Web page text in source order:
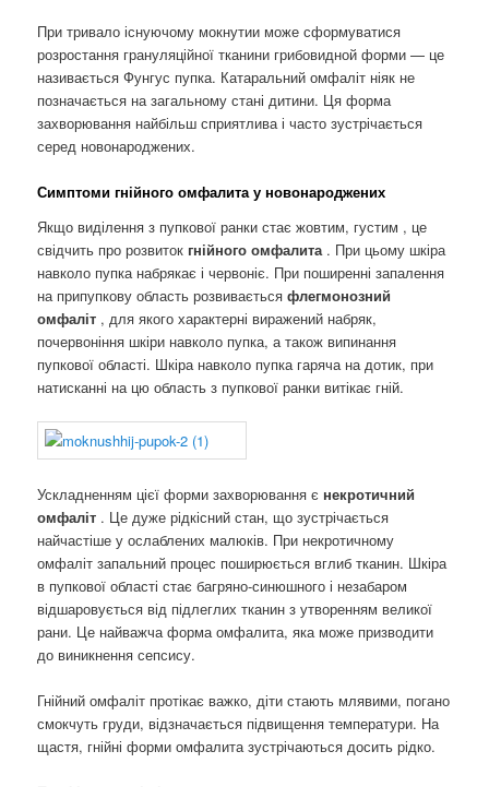
При тривало існуючому мокнутии може сформуватися
розростання грануляційної тканини грибовидной форми — це
називається Фунгус пупка. Катаральний омфаліт ніяк не
позначається на загальному стані дитини. Ця форма
захворювання найбільш сприятлива і часто зустрічається
серед новонароджених.
Симптоми гнійного омфалита у новонароджених
Якщо виділення з пупкової ранки стає жовтим, густим , це
свідчить про розвиток гнійного омфалита . При цьому шкіра
навколо пупка набрякає і червоніє. При поширенні запалення
на припупкову область розвиваєтьсяфлегмонозний
омфаліт , для якого характерні виражений набряк,
почервоніння шкіри навколо пупка, а також випинання
пупкової області. Шкіра навколо пупка гаряча на дотик, при
натисканні на цю область з пупкової ранки витікає гній.
Ускладненням цієї форми захворювання є некротичний
омфаліт . Це дуже рідкісний стан, що зустрічається
найчастіше у ослаблених малюків. При некротичному
омфаліт запальний процес поширюється вглиб тканин. Шкіра
в пупкової області стає багряно-синюшного і незабаром
відшаровується від підлеглих тканин з утворенням великої
рани. Це найважча форма омфалита, яка може призводити
до виникнення сепсису.
Гнійний омфаліт протікає важко, діти стають млявими, погано
смокчуть груди, відзначається підвищення температури. На
щастя, гнійні форми омфалита зустрічаються досить рідко.